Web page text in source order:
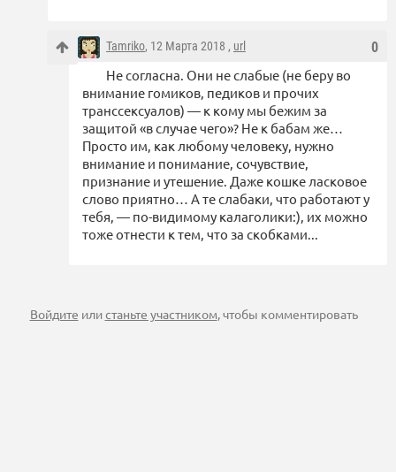
0
Tamriko, 12 Марта 2018 , url
Не согласна. Они не слабые (не беру во
внимание гомиков, педиков и прочих
транссексуалов) — к кому мы бежим за
защитой «в случае чего»? Не к бабам же…
Просто им, как любому человеку, нужно
внимание и понимание, сочувствие,
признание и утешение. Даже кошке ласковое
слово приятно… А те слабаки, что работают у
тебя, — по-видимому калаголики:), их можно
тоже отнести к тем, что за скобками...
Войдите илистаньте участником, чтобы комментировать